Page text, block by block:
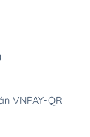
VNPAY-QR